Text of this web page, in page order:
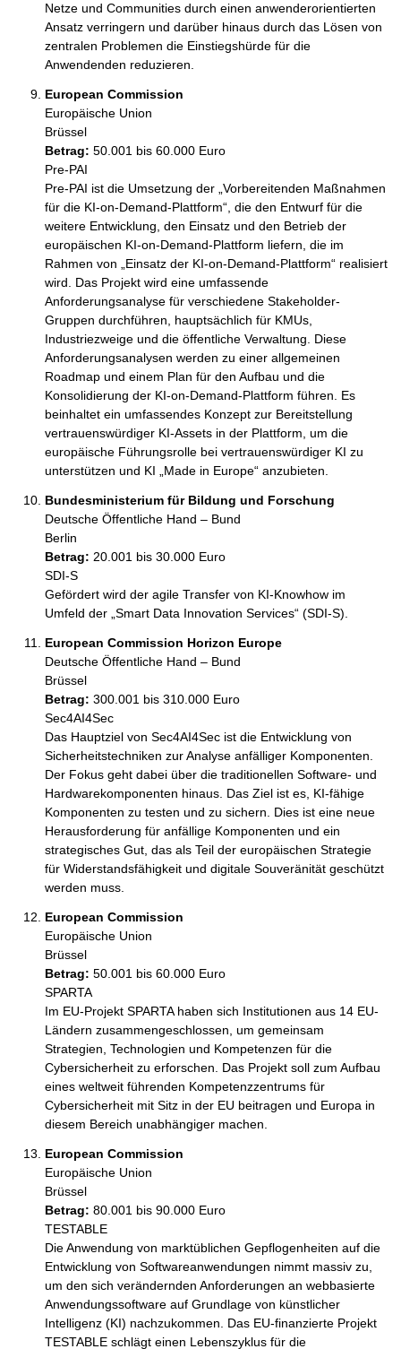
Netze und Communities durch einen anwenderorientierten
Ansatz verringern und darüber hinaus durch das Lösen von
zentralen Problemen die Einstiegshürde für die
Anwendenden reduzieren.
European Commission
Europäische Union
Brüssel
Betrag: 50.001 bis 60.000 Euro
Pre-PAI
Pre-PAI ist die Umsetzung der „Vorbereitenden Maßnahmen
für die KI-on-Demand-Plattform“, die den Entwurf für die
weitere Entwicklung, den Einsatz und den Betrieb der
europäischen KI-on-Demand-Plattform liefern, die im
Rahmen von „Einsatz der KI-on-Demand-Plattform“ realisiert
wird. Das Projekt wird eine umfassende
Anforderungsanalyse für verschiedene Stakeholder-
Gruppen durchführen, hauptsächlich für KMUs,
Industriezweige und die öffentliche Verwaltung. Diese
Anforderungsanalysen werden zu einer allgemeinen
Roadmap und einem Plan für den Aufbau und die
Konsolidierung der KI-on-Demand-Plattform führen. Es
beinhaltet ein umfassendes Konzept zur Bereitstellung
vertrauenswürdiger KI-Assets in der Plattform, um die
europäische Führungsrolle bei vertrauenswürdiger KI zu
unterstützen und KI „Made in Europe“ anzubieten.
Bundesministerium für Bildung und Forschung
Deutsche Öffentliche Hand – Bund
Berlin
Betrag: 20.001 bis 30.000 Euro
SDI-S
Gefördert wird der agile Transfer von KI-Knowhow im
Umfeld der „Smart Data Innovation Services“ (SDI-S).
European Commission Horizon Europe
Deutsche Öffentliche Hand – Bund
Brüssel
Betrag: 300.001 bis 310.000 Euro
Sec4AI4Sec
Das Hauptziel von Sec4AI4Sec ist die Entwicklung von
Sicherheitstechniken zur Analyse anfälliger Komponenten.
Der Fokus geht dabei über die traditionellen Software- und
Hardwarekomponenten hinaus. Das Ziel ist es, KI-fähige
Komponenten zu testen und zu sichern. Dies ist eine neue
Herausforderung für anfällige Komponenten und ein
strategisches Gut, das als Teil der europäischen Strategie
für Widerstandsfähigkeit und digitale Souveränität geschützt
werden muss.
European Commission
Europäische Union
Brüssel
Betrag: 50.001 bis 60.000 Euro
SPARTA
Im EU-Projekt SPARTA haben sich Institutionen aus 14 EU-
Ländern zusammengeschlossen, um gemeinsam
Strategien, Technologien und Kompetenzen für die
Cybersicherheit zu erforschen. Das Projekt soll zum Aufbau
eines weltweit führenden Kompetenzzentrums für
Cybersicherheit mit Sitz in der EU beitragen und Europa in
diesem Bereich unabhängiger machen.
European Commission
Europäische Union
Brüssel
Betrag: 80.001 bis 90.000 Euro
TESTABLE
Die Anwendung von marktüblichen Gepflogenheiten auf die
Entwicklung von Softwareanwendungen nimmt massiv zu,
um den sich verändernden Anforderungen an webbasierte
Anwendungssoftware auf Grundlage von künstlicher
Intelligenz (KI) nachzukommen. Das EU-finanzierte Projekt
TESTABLE schlägt einen Lebenszyklus für die